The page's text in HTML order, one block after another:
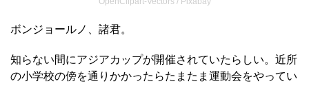
ボンジョールノ、諸君。
知らない間にアジアカップが開催されていたらしい。近所
の小学校の傍を通りかかったらたまたま運動会をやってい